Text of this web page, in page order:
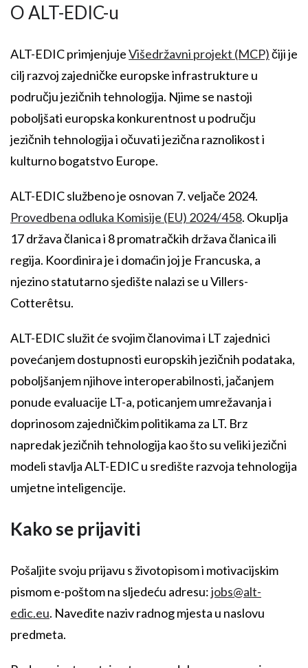
O ALT-EDIC-u
ALT-EDIC primjenjujeVišedržavni projekt (MCP)čiji je
cilj razvoj zajedničke europske infrastrukture u
području jezičnih tehnologija. Njime se nastoji
poboljšati europska konkurentnost u području
jezičnih tehnologija i očuvati jezična raznolikost i
kulturno bogatstvo Europe.
ALT-EDIC službeno je osnovan 7. veljače 2024.
Provedbena odluka Komisije (EU) 2024/458. Okuplja
17 država članica i 8 promatračkih država članica ili
regija. Koordinira je i domaćin joj je Francuska, a
njezino statutarno sjedište nalazi se u Villers-
Cotterêtsu.
ALT-EDIC služit će svojim članovima i LT zajednici
povećanjem dostupnosti europskih jezičnih podataka,
poboljšanjem njihove interoperabilnosti, jačanjem
ponude evaluacije LT-a, poticanjem umrežavanja i
doprinosom zajedničkim politikama za LT. Brz
napredak jezičnih tehnologija kao što su veliki jezični
modeli stavlja ALT-EDIC u središte razvoja tehnologija
umjetne inteligencije.
Kako se prijaviti
Pošaljite svoju prijavu s životopisom i motivacijskim
pismom e-poštom na sljedeću adresu:jobs@alt-
edic.eu. Navedite naziv radnog mjesta u naslovu
predmeta.